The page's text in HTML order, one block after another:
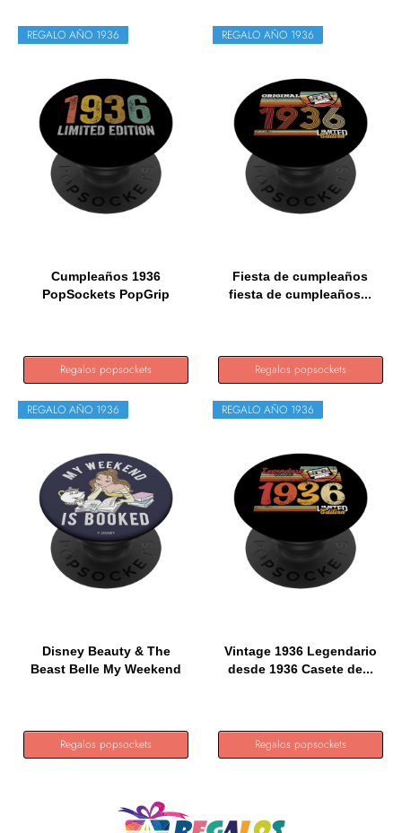
REGALO AÑO 1936
Cumpleaños 1936
PopSockets PopGrip
Regalos popsockets
REGALO AÑO 1936
Fiesta de cumpleaños
fiesta de cumpleaños...
Regalos popsockets
REGALO AÑO 1936
Disney Beauty & The
Beast Belle My Weekend
Regalos popsockets
REGALO AÑO 1936
Vintage 1936 Legendario
desde 1936 Casete de...
Regalos popsockets